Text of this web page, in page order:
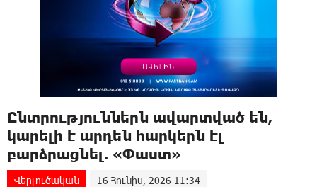
Ընտրություններն ավարտված են,
կարելի է արդեն հարկերն էլ
բարձրացնել. «Փաստ»
Վերլուծական 16 Հունիս, 2026 11:34